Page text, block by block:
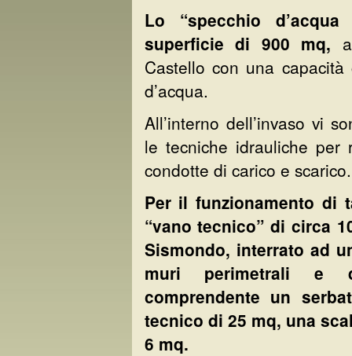
Lo “specchio
superficie di 900 mq,
Castello con una
d’acqua.
All’interno dell’invaso vi
le tecniche idrauliche per
condotte di carico e scarico.
Per il funzionamento di
“vano tecnico” di circa
Sismondo, interrato ad
muri perimetrali e
comprendente un
tecnico di 25 mq, una
6 mq.